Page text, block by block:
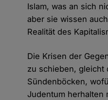
Islam, was an sich
aber sie wissen
Realität des
Die Krisen der
zu schieben, gleicht
Sündenböcken,
Judentum herhalten